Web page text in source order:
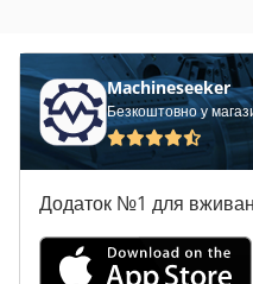
Machineseeker
Безкоштовно у
Додаток №1 для